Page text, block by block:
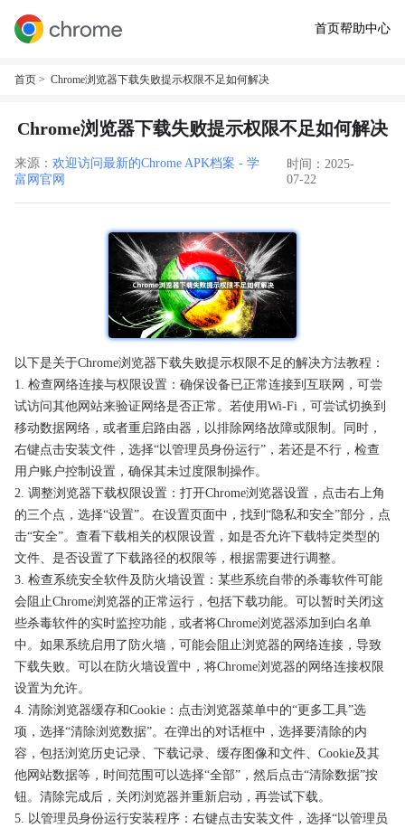
首页帮助中心
首页 > Chrome浏览器下载失败提示权限不足如何解决
Chrome浏览器下载失败提示权限不足如何解决
来源： 欢迎访问最新的Chrome APK档案 - 学
富网官网
时间：2025-
07-22
以下是关于Chrome浏览器下载失败提示权限不足的解决方法教程：
1. 检查网络连接与权限设置：确保设备已正常连接到互联网，可尝
试访问其他网站来验证网络是否正常。若使用Wi-Fi，可尝试切换到
移动数据网络，或者重启路由器，以排除网络故障或限制。同时，
右键点击安装文件，选择“以管理员身份运行”，若还是不行，检查
用户账户控制设置，确保其未过度限制操作。
2. 调整浏览器下载权限设置：打开Chrome浏览器设置，点击右上角
的三个点，选择“设置”。在设置页面中，找到“隐私和安全”部分，点
击“安全”。查看下载相关的权限设置，如是否允许下载特定类型的
文件、是否设置了下载路径的权限等，根据需要进行调整。
3. 检查系统安全软件及防火墙设置：某些系统自带的杀毒软件可能
会阻止Chrome浏览器的正常运行，包括下载功能。可以暂时关闭这
些杀毒软件的实时监控功能，或者将Chrome浏览器添加到白名单
中。如果系统启用了防火墙，可能会阻止浏览器的网络连接，导致
下载失败。可以在防火墙设置中，将Chrome浏览器的网络连接权限
设置为允许。
4. 清除浏览器缓存和Cookie：点击浏览器菜单中的“更多工具”选
项，选择“清除浏览数据”。在弹出的对话框中，选择要清除的内
容，包括浏览历史记录、下载记录、缓存图像和文件、Cookie及其
他网站数据等，时间范围可以选择“全部”，然后点击“清除数据”按
钮。清除完成后，关闭浏览器并重新启动，再尝试下载。
5. 以管理员身份运行安装程序：右键点击安装文件，选择“以管理员